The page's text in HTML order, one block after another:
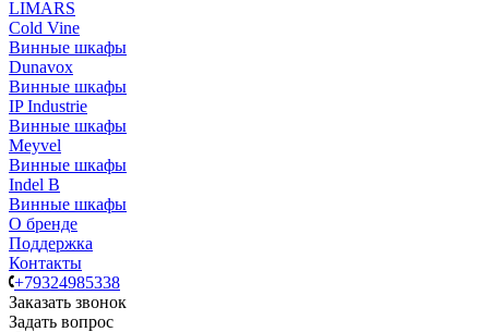
LIMARS
Cold Vine
Винные шкафы
Dunavox
Винные шкафы
IP Industrie
Винные шкафы
Meyvel
Винные шкафы
Indel B
Винные шкафы
О бренде
Поддержка
Контакты
+79324985338
Заказать звонок
Задать вопрос